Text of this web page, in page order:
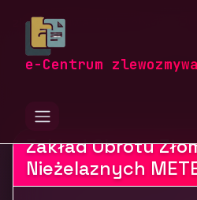
e-Centrum
zlewozmywaki-krosch.pl
Przemysł i produkcja
METEOR - Skup złomu
Zakład Obrotu
Nieżelaznych